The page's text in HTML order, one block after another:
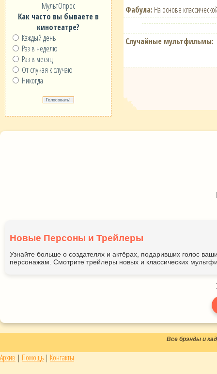
МультОпрос
Как часто вы бываете в
кинотеатре?
Каждый день
Раз в неделю
Раз в месяц
От случая к случаю
Никогда
Фабула: На основе
Случайные мультфильмы:
Новые Персоны и Трейлеры
Узнайте больше о создателях и актёрах, подаривших голос
персонажам. Смотрите трейлеры новых и классических
Все брэнды и
Архив | Помощь | Контакты